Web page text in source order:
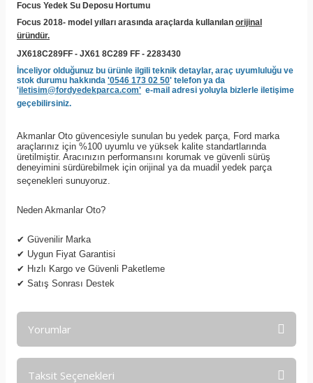
Focus Yedek Su Deposu Hortumu
Focus 2018- model yılları arasında araçlarda kullanılan orijinal
üründür.
JX618C289FF - JX61 8C289 FF - 2283430
İnceliyor olduğunuz bu ürünle ilgili teknik detaylar, araç uyumluluğu ve
stok durumu hakkında '0546 173 02 50' telefon ya da
'iletisim@fordyedekparca.com' e-mail adresi yoluyla bizlerle iletişime
geçebilirsiniz.
Akmanlar Oto güvencesiyle sunulan bu yedek parça, Ford marka
araçlarınız için %100 uyumlu ve yüksek kalite standartlarında
üretilmiştir. Aracınızın performansını korumak ve güvenli sürüş
deneyimini sürdürebilmek için orijinal ya da muadil yedek parça
seçenekleri sunuyoruz.
Neden Akmanlar Oto?
✔ Güvenilir Marka
✔ Uygun Fiyat Garantisi
✔ Hızlı Kargo ve Güvenli Paketleme
✔ Satış Sonrası Destek
Yorumlar
Taksit Seçenekleri